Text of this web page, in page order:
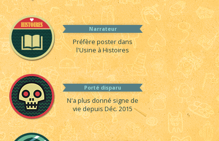
Narrateur
Préfère poster dans
l'Usine à Histoires
Porté disparu
N'a plus donné signe de
vie depuis Déc. 2015